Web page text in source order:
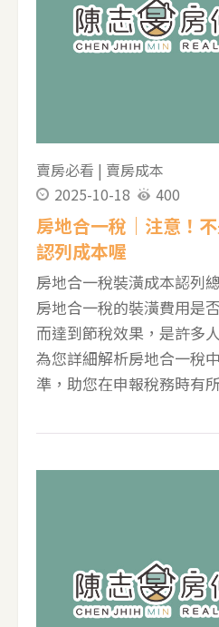
賣房必看 | 賣房成本
2025-10-18
400
房地合一稅｜注意！
認列成本喔
房地合一稅裝潢成本認列
房地合一稅的裝潢費用是
而達到節稅效果，是許多
為您詳細解析房地合一稅
準，助您在申報稅務時有
裝潢費用若要被認列為可
的家具、家電或裝飾品，
成本認列項目總表 為了讓
潢支出可以節稅，哪些不